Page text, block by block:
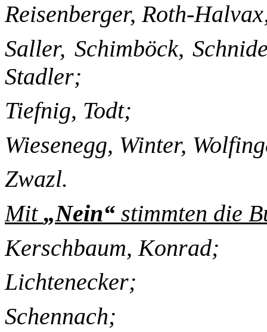
Reisenberger, Roth-
Saller, Schimböck,
Stadler;
Tiefnig, Todt;
Wiesenegg, Winter,
Zwazl.
Mit „Nein“ stimmten die
Kerschbaum, Konrad;
Lichtenecker;
Schennach;